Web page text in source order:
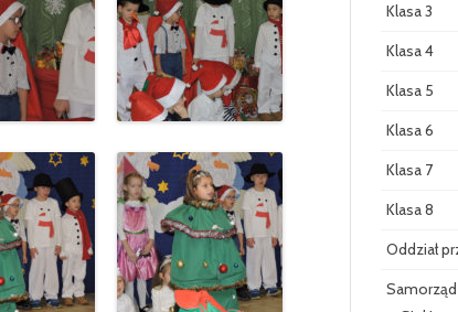
Klasa 3
Klasa 4
Klasa 5
Klasa 6
Klasa 7
Klasa 8
Oddział